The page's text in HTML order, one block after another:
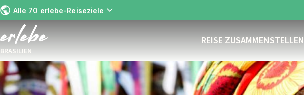
Alle 70 erlebe-Reiseziele
BRASILIEN
REISE ZUSAMMENSTELLEN